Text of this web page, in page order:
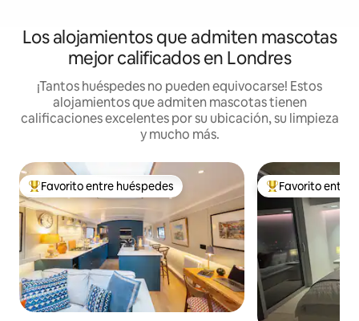
Los alojamientos que admiten mascotas
mejor calificados en Londres
¡Tantos huéspedes no pueden equivocarse! Estos
alojamientos que admiten mascotas tienen
calificaciones excelentes por su ubicación, su limpieza
y mucho más.
De los mejores en Favorito entre huéspedes
Favorito entre huéspedes De los mejores
Favorito entre